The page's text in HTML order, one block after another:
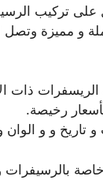
على تركيب
و مميزة وتصل
ذات
رخيصة.
و و الوان
خاصة بالرسيفرات